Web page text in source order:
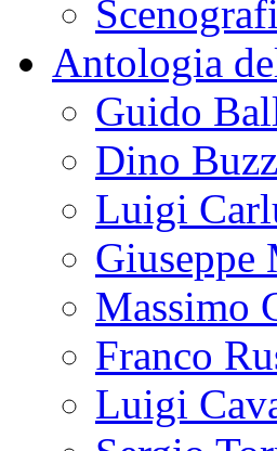
Antologia
Guido
Dino
Luigi
Giuseppe
Massimo
Franco
Luigi